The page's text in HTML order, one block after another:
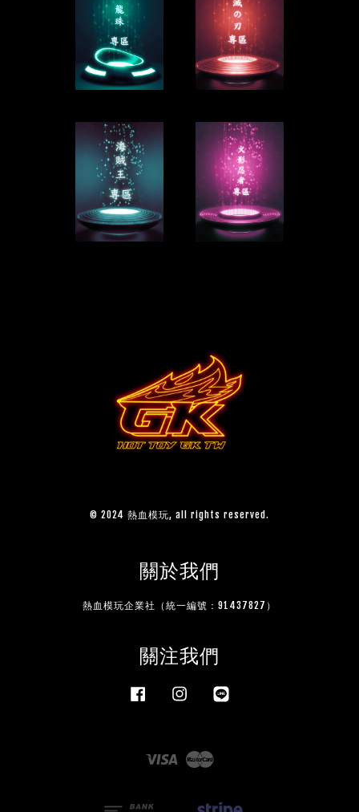
© 2024 熱血模玩, all rights reserved.
關於我們
熱血模玩企業社（統一編號：91437827）
關注我們
Facebook Instagram
Visa